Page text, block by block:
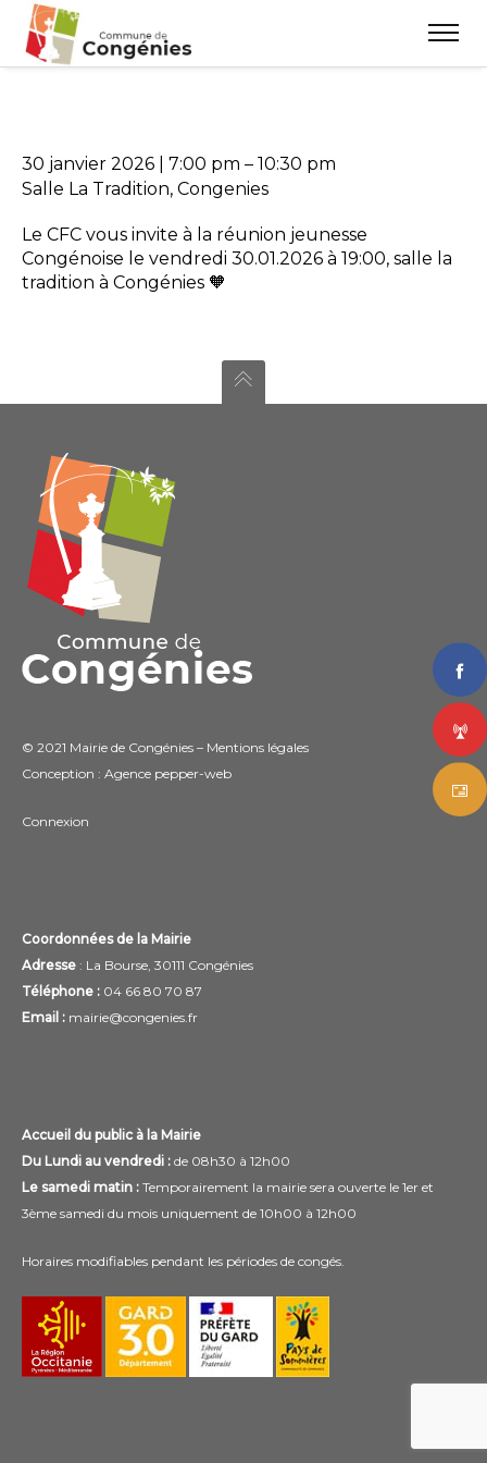
30 janvier 2026 7:00 pm – 10:30 pm
Salle La Tradition, Congenies
Le CFC vous invite à la réunion jeunesse
Congénoise le vendredi 30.01.2026 à 19:00, salle la
tradition à Congénies 🧡
© 2021 Mairie de Congénies – Mentions légales
Conception : Agence pepper-web
Connexion
Coordonnées de la Mairie
Adresse : La Bourse, 30111 Congénies
Téléphone : 04 66 80 70 87
Email : mairie@congenies.fr
Accueil du public à la Mairie
Du Lundi au vendredi : de 08h30 à 12h00
Le samedi matin : Temporairement la mairie sera ouverte le 1er et
3ème samedi du mois uniquement de 10h00 à 12h00
Horaires modifiables pendant les périodes de congés.